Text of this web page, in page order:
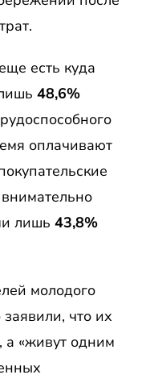
есть куда
48,6%
оплачивают
лишь 43,8%
молодого
что их
«живут одним